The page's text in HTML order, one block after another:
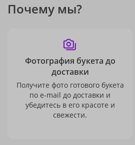
Почему мы?
Фотография букета до
доставки
Получите фото готового букета
по e-mail до доставки и
убедитесь в его красоте и
свежести.